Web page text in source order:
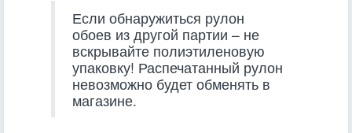
Если обнаружиться рулон
обоев из другой партии – не
вскрывайте полиэтиленовую
упаковку! Распечатанный рулон
невозможно будет обменять в
магазине.